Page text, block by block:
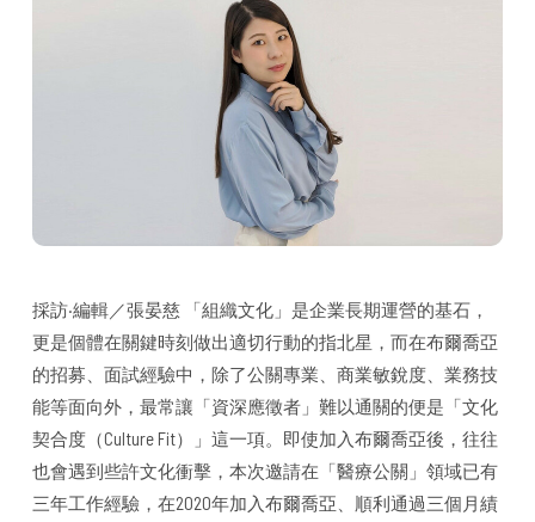
採訪·編輯／張晏慈 「組織文化」是企業長期運營的基石，
更是個體在關鍵時刻做出適切行動的指北星，而在布爾喬亞
的招募、面試經驗中，除了公關專業、商業敏銳度、業務技
能等面向外，最常讓「資深應徵者」難以通關的便是「文化
契合度（Culture Fit）」這一項。即使加入布爾喬亞後，往往
也會遇到些許文化衝擊，本次邀請在「醫療公關」領域已有
三年工作經驗，在2020年加入布爾喬亞、順利通過三個月績